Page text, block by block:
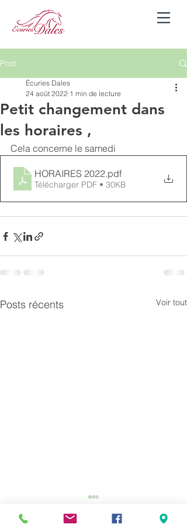
Post
Petit changement dans
les horaires ,
Écuries Dales
24 août 2022 1 min de lecture
Cela concerne le samedi
HORAIRES 2022.pdf
Télécharger PDF • 30KB
Posts récents Voir tout